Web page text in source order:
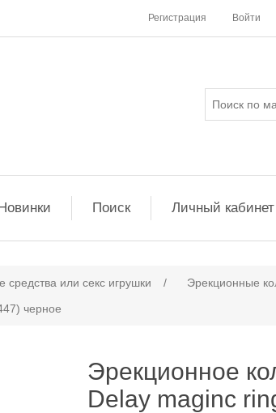
Регистрация Войти
Поиск Личный кабинет
средства или cекс игрушки / Эрекционные
черное
Эрекционное
Delay maginc